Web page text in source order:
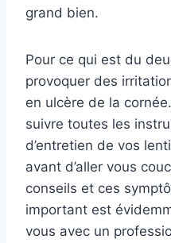
grand bien.
Pour ce qui est du
provoquer des
en ulcère de la
suivre toutes les
d’entretien de vos
avant d’aller vous
conseils et ces
important est
vous avec un